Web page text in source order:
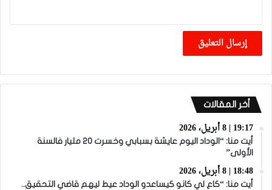
أخر المقالات
19:17 | 8 أبريل، 2026
أيت منا: “الوداد اليوم عايشة بسبابي وخسرت 20 مليار فالسنة
الأولى”
18:48 | 8 أبريل، 2026
أيت منا: “كاع لي كانو كيساعدو الوداد عيط ليهم قاضي التحقيق..